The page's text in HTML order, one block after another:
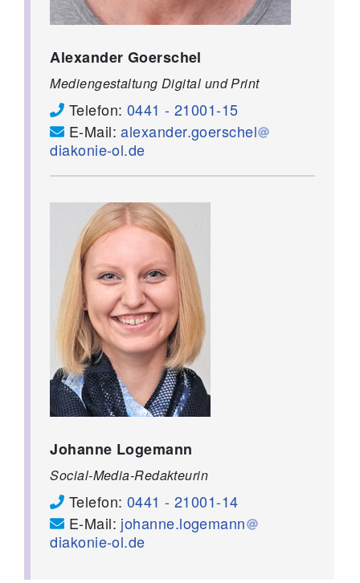
Alexander Goerschel
Mediengestaltung Digital und Print
Telefon: 0441 - 21001-15
E-Mail:alexander.goerschel
diakonie-ol.de
Johanne Logemann
Social-Media-Redakteurin
Telefon: 0441 - 21001-14
E-Mail: johanne.logemann
diakonie-ol.de